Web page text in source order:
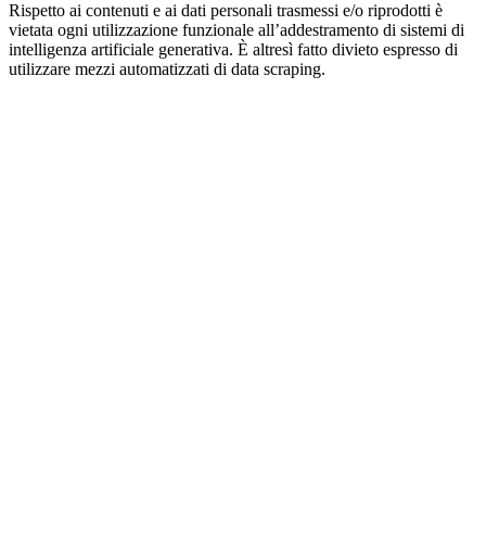
Rispetto ai contenuti e ai dati personali trasmessi e/o riprodotti è
vietata ogni utilizzazione funzionale all’addestramento di sistemi di
intelligenza artificiale generativa. È altresì fatto divieto espresso di
utilizzare mezzi automatizzati di data scraping.